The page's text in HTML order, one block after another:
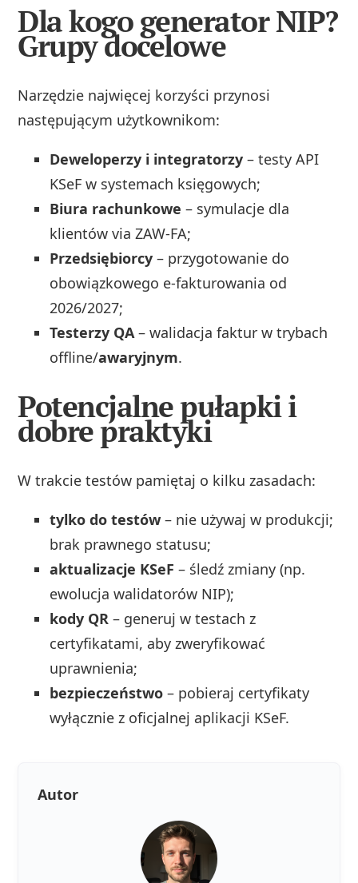
Dla kogo generator NIP?
Grupy docelowe
Narzędzie najwięcej korzyści przynosi
następującym użytkownikom:
Deweloperzy i integratorzy – testy API
KSeF w systemach księgowych;
Biura rachunkowe – symulacje dla
klientów via ZAW‑FA;
Przedsiębiorcy – przygotowanie do
obowiązkowego e‑fakturowania od
2026/2027;
Testerzy QA – walidacja faktur w trybach
offline/awaryjnym.
Potencjalne pułapki i
dobre praktyki
W trakcie testów pamiętaj o kilku zasadach:
tylko do testów – nie używaj w produkcji;
brak prawnego statusu;
aktualizacje KSeF – śledź zmiany (np.
ewolucja walidatorów NIP);
kody QR – generuj w testach z
certyfikatami, aby zweryfikować
uprawnienia;
bezpieczeństwo – pobieraj certyfikaty
wyłącznie z oficjalnej aplikacji KSeF.
Autor